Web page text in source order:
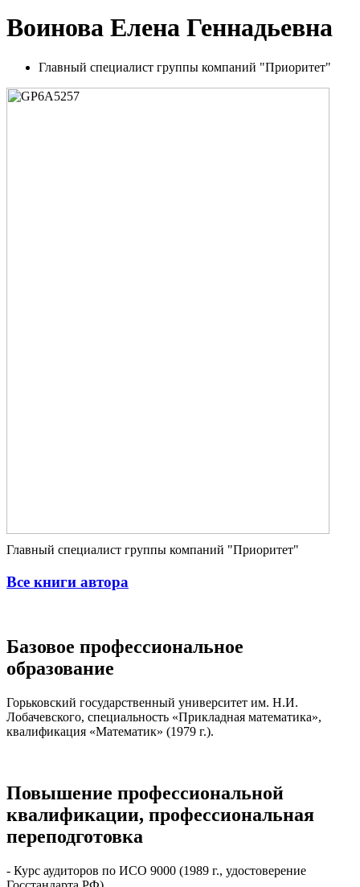
Воинова Елена Геннадьевна
Главный специалист группы компаний "Приоритет"
Главный специалист группы компаний "Приоритет"
Все книги автора
Базовое профессиональное
образование
Горьковский государственный университет им. Н.И.
Лобачевского, специальность «Прикладная математика»,
квалификация «Математик» (1979 г.).
Повышение профессиональной
квалификации, профессиональная
переподготовка
- Курс аудиторов по ИСО 9000 (1989 г., удостоверение